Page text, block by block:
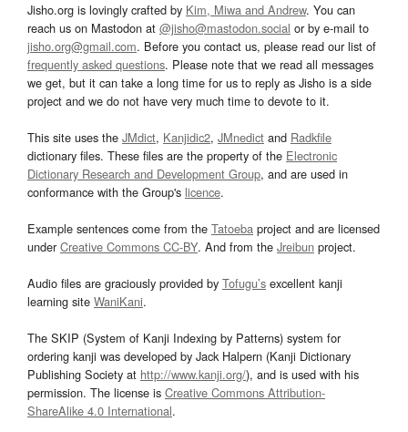
Jisho.org is lovingly crafted by Kim, Miwa and Andrew. You can
reach us on Mastodon at @jisho@mastodon.social or by e-mail to
jisho.org@gmail.com. Before you contact us, please read our list of
frequently asked questions. Please note that we read all messages
we get, but it can take a long time for us to reply as Jisho is a side
project and we do not have very much time to devote to it.
This site uses the JMdict, Kanjidic2, JMnedict and Radkfile
dictionary files. These files are the property of the Electronic
Dictionary Research and Development Group, and are used in
conformance with the Group's licence.
Example sentences come from the Tatoeba project and are licensed
underCreative Commons CC-BY. And from the Jreibun project.
Audio files are graciously provided by Tofugu’s excellent kanji
learning site WaniKani.
The SKIP (System of Kanji Indexing by Patterns) system for
ordering kanji was developed by Jack Halpern (Kanji Dictionary
Publishing Society at http://www.kanji.org/), and is used with his
permission. The license is Creative Commons Attribution-
ShareAlike 4.0 International.